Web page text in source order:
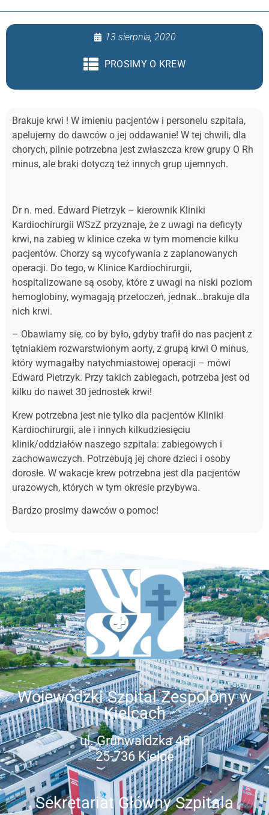
13 sierpnia, 2020
PROSIMY O KREW
Brakuje krwi ! W imieniu pacjentów i personelu szpitala,
apelujemy do dawców o jej oddawanie! W tej chwili, dla
chorych, pilnie potrzebna jest zwłaszcza krew grupy O Rh
minus, ale braki dotyczą też innych grup ujemnych.
Dr n. med. Edward Pietrzyk – kierownik Kliniki
Kardiochirurgii WSzZ przyznaje, że z uwagi na deficyty
krwi, na zabieg w klinice czeka w tym momencie kilku
pacjentów. Chorzy są wycofywania z zaplanowanych
operacji. Do tego, w Klinice Kardiochirurgii,
hospitalizowane są osoby, które z uwagi na niski poziom
hemoglobiny, wymagają przetoczeń, jednak…brakuje dla
nich krwi.
– Obawiamy się, co by było, gdyby trafił do nas pacjent z
tętniakiem rozwarstwionym aorty, z grupą krwi O minus,
który wymagałby natychmiastowej operacji – mówi
Edward Pietrzyk. Przy takich zabiegach, potrzeba jest od
kilku do nawet 30 jednostek krwi!
Krew potrzebna jest nie tylko dla pacjentów Kliniki
Kardiochirurgii, ale i innych kilkudziesięciu
klinik/oddziałów naszego szpitala: zabiegowych i
zachowawczych. Potrzebują jej chore dzieci i osoby
dorosłe. W wakacje krew potrzebna jest dla pacjentów
urazowych, których w tym okresie przybywa.
Bardzo prosimy dawców o pomoc!
Wojewódzki Szpital Zespolony w
Kielcach
ul. Grunwaldzka 45
25-736 Kielce
Sekretariat Główny Szpitala